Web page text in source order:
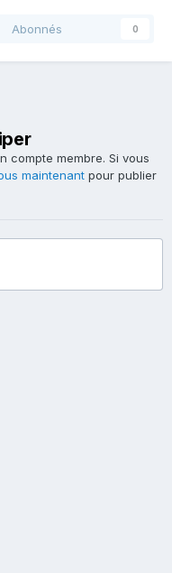
Abonnés 0
compte membre. Si vous
maintenant pour publier